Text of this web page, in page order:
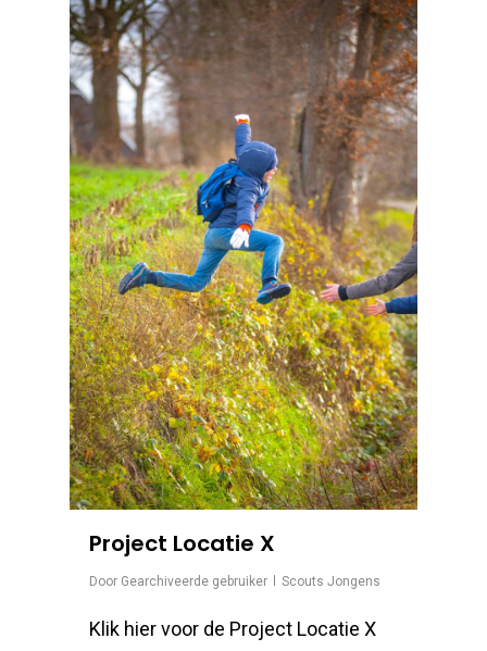
Project Locatie X
Door Gearchiveerde gebruiker Scouts Jongens
Klik hier voor de Project Locatie X